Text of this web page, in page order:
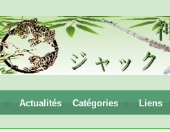
Actualités Catégories Liens